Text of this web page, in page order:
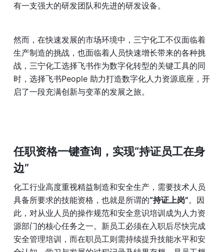
有一支强大的研发团队和先进的研发设备。
然而，在快速发展的市场环境中，三宁化工不仅面临着
生产制造的挑战，也面临着人员快速增长带来的各种挑
战，三宁化工选择飞书作为数字化转型的关键工具的同
时，选择飞书People 助力打造数字化人力资源底座，开
启了一段充满创新与变革的发展之旅。
任职资格一键查询，实现“持证员工在身
边”
化工行业高度重视精益制造和安全生产，需要技术人员
具备所要求的技能资格，也就是所谓的“持证上岗”。因
此，对从业人员的操作规范和安全意识培训成为人力资
源部门的核心任务之一。新员工必须在入职后尽快完成
安全管理培训，而在职员工则需持续提升技能水平和安